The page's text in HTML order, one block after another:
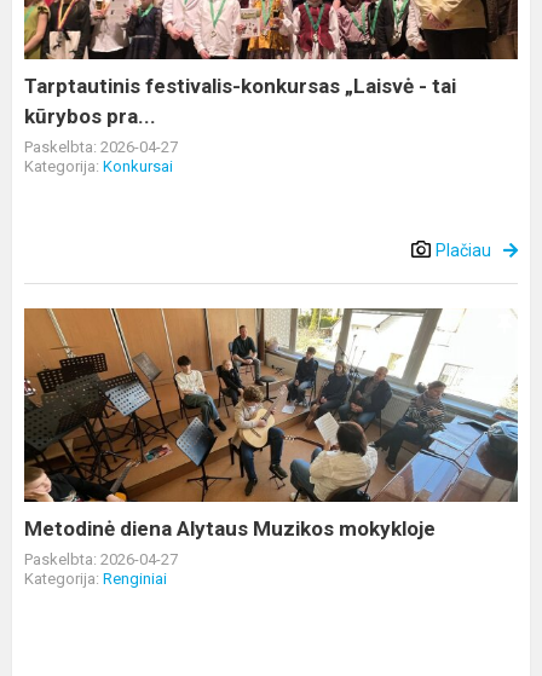
tai
kūrybos
pra...
Tarptautinis festivalis-konkursas „Laisvė - tai
kūrybos pra...
Paskelbta: 2026-04-27
Kategorija: Konkursai
Plačiau
Metodinė
diena
Alytaus
Muzikos
mokykloje
Metodinė diena Alytaus Muzikos mokykloje
Paskelbta: 2026-04-27
Kategorija: Renginiai